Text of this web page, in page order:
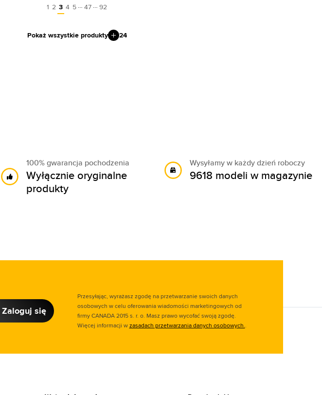
1 2 3 4 5 … 47 … 92
Pokaż wszystkie produkty 24
100% gwarancja pochodzenia
Wyłącznie oryginalne
produkty
Wysyłamy w każdy dzień roboczy
9618 modeli w magazynie
Zaloguj się
Przesyłając, wyrażasz zgodę na przetwarzanie swoich danych
osobowych w celu oferowania wiadomości marketingowych od
firmy CANADA 2015 s. r. o. Masz prawo wycofać swoją zgodę.
Więcej informacji wzasadach przetwarzania danych osobowych..